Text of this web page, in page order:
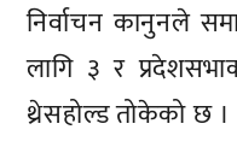
निर्वाचन कानुनले
लागि ३ र
थ्रेसहोल्ड तोकेको छ ।